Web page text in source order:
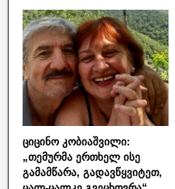
ციცინო კობიაშვილი:
„თემურმა ერთხელ ისე
გამამწარა, გადავწყვიტეთ,